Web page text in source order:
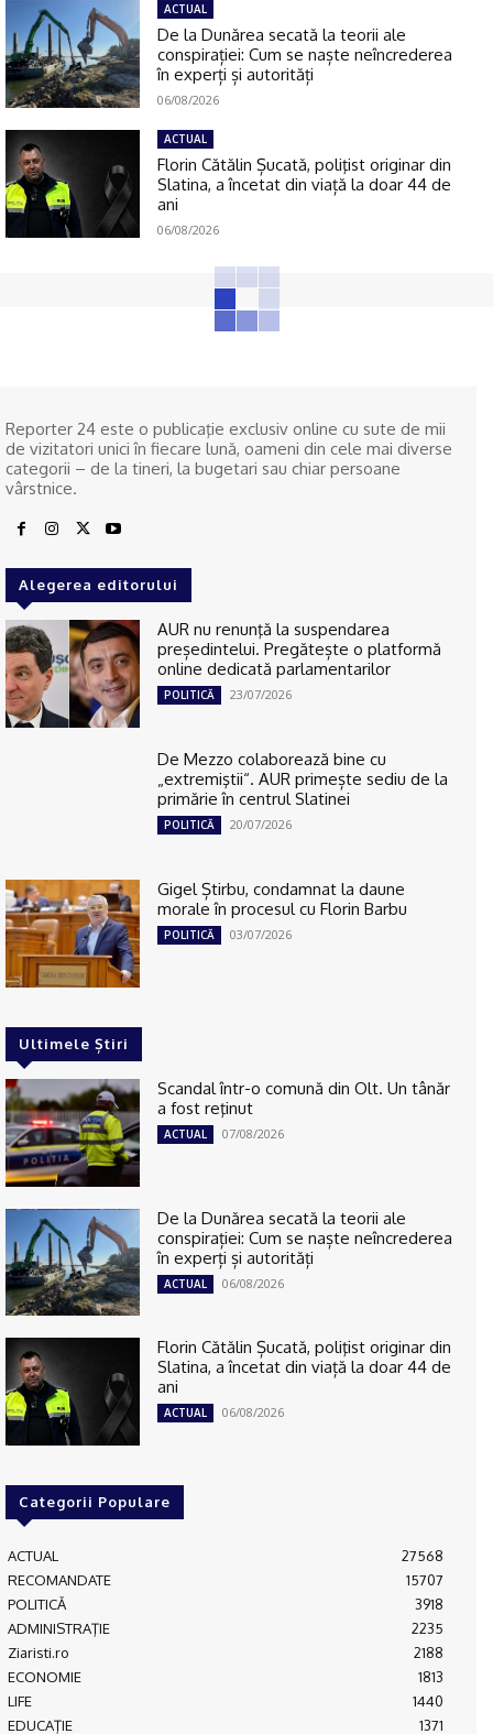
ACTUAL
De la Dunărea secată la teorii ale
conspirației: Cum se naște neîncrederea
în experți și autorități
06/08/2026
ACTUAL
Florin Cătălin Șucată, poliţist originar din
Slatina, a încetat din viață la doar 44 de
ani
06/08/2026
Reporter 24 este o publicaţie exclusiv online cu sute de mii
de vizitatori unici în fiecare lună, oameni din cele mai diverse
categorii – de la tineri, la bugetari sau chiar persoane
vârstnice.
Alegerea editorului
AUR nu renunţă la suspendarea
președintelui. Pregătește o platformă
online dedicată parlamentarilor
POLITICĂ 23/07/2026
De Mezzo colaborează bine cu
„extremiştii“. AUR primește sediu de la
primărie în centrul Slatinei
POLITICĂ 20/07/2026
Gigel Știrbu, condamnat la daune
morale în procesul cu Florin Barbu
POLITICĂ 03/07/2026
Ultimele Știri
Scandal într-o comună din Olt. Un tânăr
a fost reţinut
ACTUAL 07/08/2026
De la Dunărea secată la teorii ale
conspirației: Cum se naște neîncrederea
în experți și autorități
ACTUAL 06/08/2026
Florin Cătălin Șucată, poliţist originar din
Slatina, a încetat din viață la doar 44 de
ani
ACTUAL 06/08/2026
Categorii Populare
ACTUAL
27568
RECOMANDATE
15707
POLITICĂ
3918
ADMINISTRAŢIE
2235
Ziaristi.ro
2188
ECONOMIE
1813
LIFE
1440
EDUCAŢIE
1371